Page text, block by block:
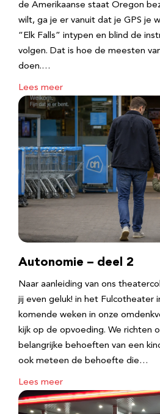
de Amerikaanse staat Oregon
wilt, ga je er vanuit dat je GPS je
“Elk Falls” intypen en blind de
volgen. Dat is hoe de meesten
doen.…
Lees meer
Autonomie – deel 2
Naar aanleiding van ons
jij even geluk! in het Fulcotheater
komende weken in onze
kijk op de opvoeding. We richten
belangrijke behoeften van een
ook meteen de behoefte die…
Lees meer